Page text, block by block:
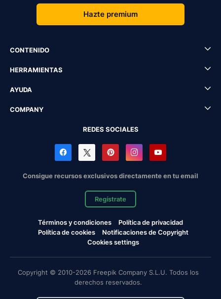
Hazte premium
CONTENIDO
HERRAMIENTAS
AYUDA
COMPANY
REDES SOCIALES
Consigue recursos exclusivos directamente en tu email
Regístrate
Términos y condiciones
Política de privacidad
Política de cookies
Notificaciones de Copyright
Cookies settings
Copyright © 2010-2026 Freepik Company S.L.U. Todos los
derechos reservados.